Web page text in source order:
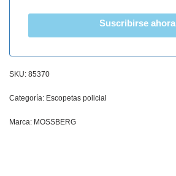
Suscribirse ahora
SKU: 85370
Categoría: Escopetas policial
Marca: MOSSBERG